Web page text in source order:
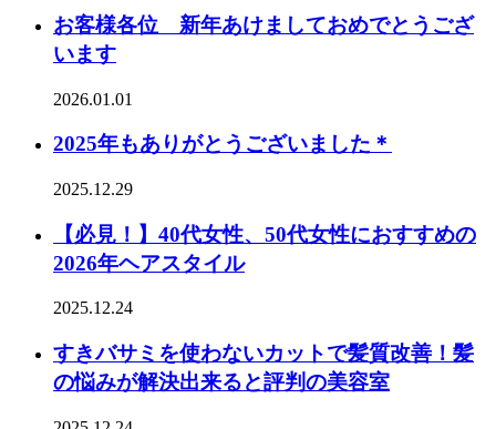
お客様各位 新年あけましておめでとうござ
います
2026.01.01
2025年もありがとうございました＊
2025.12.29
【必見！】40代女性、50代女性におすすめの
2026年ヘアスタイル
2025.12.24
すきバサミを使わないカットで髪質改善！髪
の悩みが解決出来ると評判の美容室